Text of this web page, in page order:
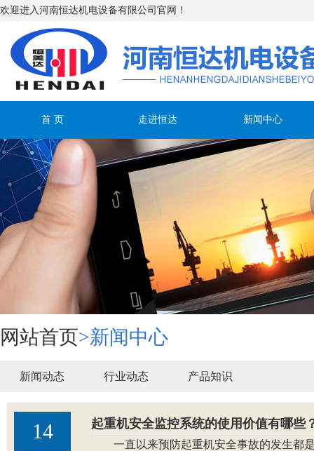
欢迎进入河南恒达机电设备有限公司官网！
首 页 走进恒达 新闻中心
网站首页>新闻中心
新闻动态 行业动态 产品知识
14 起重机安全监控系统的使用价值有哪些
一直以来预防起重机安全事故的发生都是